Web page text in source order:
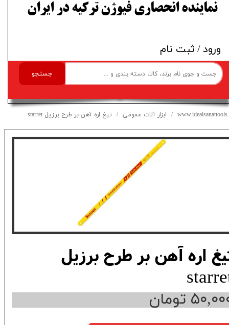
جستجو
​نماینده انحصاری فیوژن ترکیه در ایران
ورود/ ثبت نام
ابزار آلات عمومی تیغ اره آهن بر طرح برزیل starret
اره آهن بر طرح برزیل
تومان